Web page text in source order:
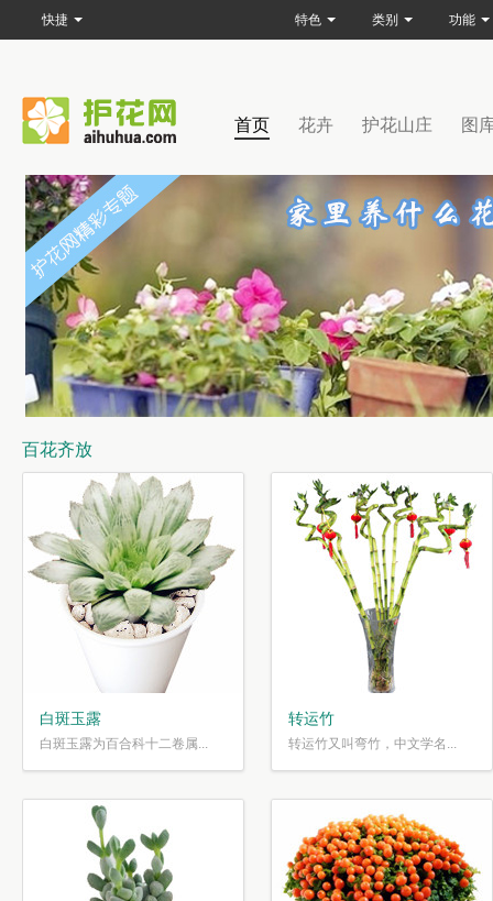
首页 花卉 护花山庄 图
百花齐放
白斑玉露
白斑玉露为百合科十二卷属...
转运竹
转运竹又叫弯竹，中文学名...
快捷 特色 类别 功能